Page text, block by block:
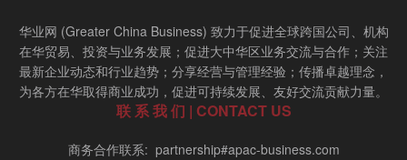
华业网 (Greater China Business) 致力于促进全球跨国公司、机构
在华贸易、投资与业务发展；促进大中华区业务交流与合作；关注
最新企业动态和行业趋势；分享经营与管理经验；传播卓越理念，
为各方在华取得商业成功，促进可持续发展、友好交流贡献力量。
联 系 我 们 | CONTACT US
商务合作联系: partnership#apac-business.com